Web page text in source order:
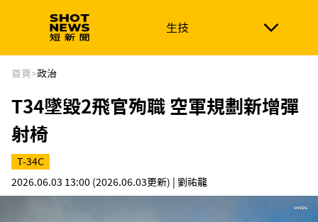
生技
生技 政治
新南向 體育
首頁>政治
T34墜毀2飛官殉職 空軍規劃新增彈
射椅
T-34C
2026.06.03 13:00 (2026.06.03更新) | 劉祐龍